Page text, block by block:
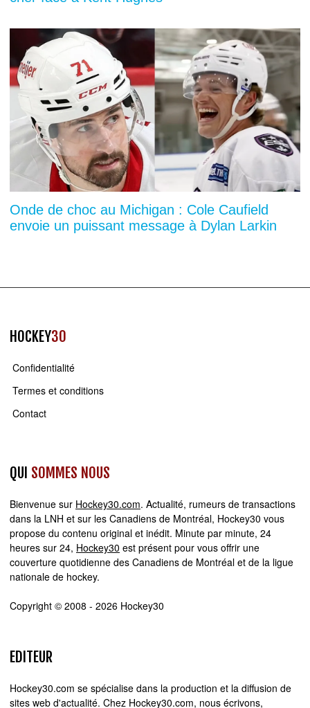
Onde de choc au Michigan : Cole Caufield
envoie un puissant message à Dylan Larkin
HOCKEY30
Confidentialité
Termes et conditions
Contact
QUI SOMMES NOUS
Bienvenue sur Hockey30.com. Actualité, rumeurs de transactions
dans la LNH et sur les Canadiens de Montréal, Hockey30 vous
propose du contenu original et inédit. Minute par minute, 24
heures sur 24, Hockey30 est présent pour vous offrir une
couverture quotidienne des Canadiens de Montréal et de la ligue
nationale de hockey.
Copyright © 2008 - 2026 Hockey30
EDITEUR
Hockey30.com se spécialise dans la production et la diffusion de
sites web d'actualité. Chez Hockey30.com, nous écrivons,